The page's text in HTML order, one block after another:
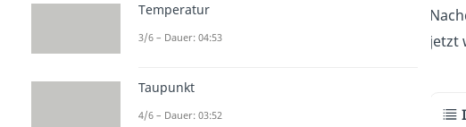
jetzt
Temperatur
3/6 – Dauer: 04:53
Taupunkt
4/6 – Dauer: 03:52